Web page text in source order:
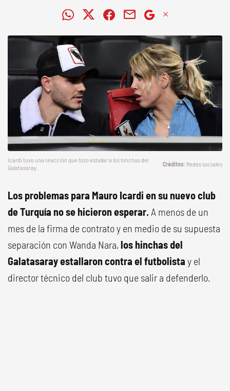
Icardi tuvo una reacción que hizo estallar a los hinchas del
Galatasaray.
Redes sociales
Los problemas para Mauro Icardi en su nuevo club
de Turquía no se hicieron esperar. A menos de un
mes de la firma de contrato y en medio de su supuesta
separación con Wanda Nara, los hinchas del
Galatasaray estallaron contra el futbolista y el
director técnico del club tuvo que salir a defenderlo.